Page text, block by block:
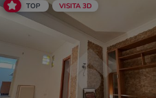
TOP VISITA 3D